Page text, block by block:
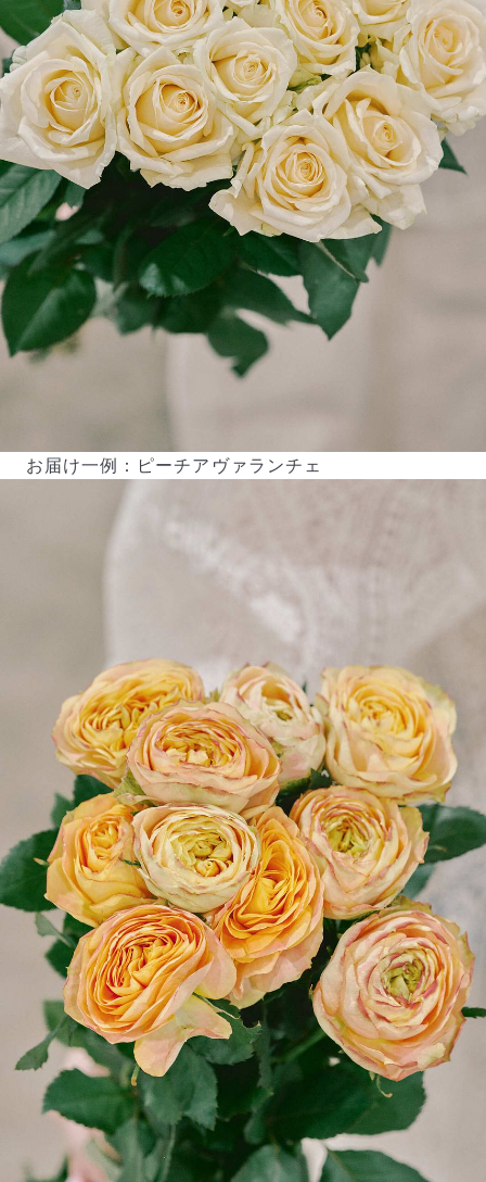
お届け一例：ピーチアヴァランチェ